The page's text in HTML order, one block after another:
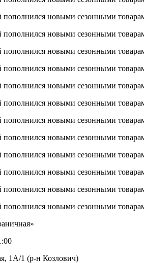
1А/1 (р-н Козлович)